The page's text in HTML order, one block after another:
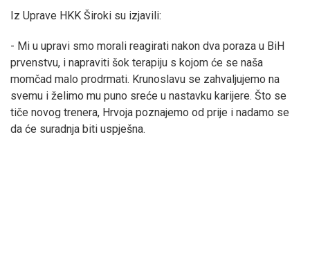
Iz Uprave HKK Široki su izjavili:
- Mi u upravi smo morali reagirati nakon dva poraza u BiH
prvenstvu, i napraviti šok terapiju s kojom će se naša
momčad malo prodrmati. Krunoslavu se zahvaljujemo na
svemu i želimo mu puno sreće u nastavku karijere. Što se
tiče novog trenera, Hrvoja poznajemo od prije i nadamo se
da će suradnja biti uspješna.